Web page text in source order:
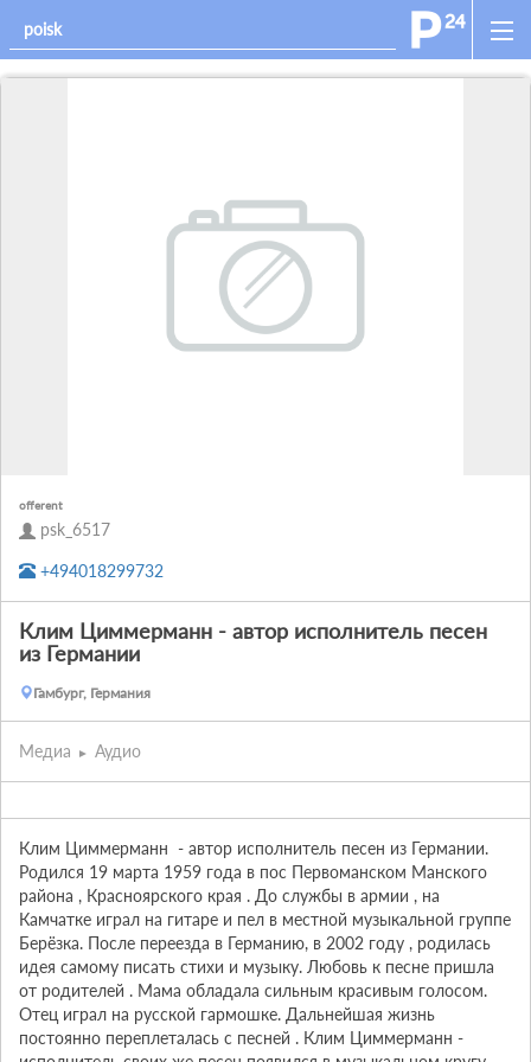
offerent
psk_6517
+494018299732
Клим Циммерманн - автор исполнитель песен
из Германии
Гамбург, Германия
Медиа Аудио
Клим Циммерманн  - автор исполнитель песен из Германии.
Родился 19 марта 1959 года в пос Первоманском Манского
района , Красноярского края . До службы в армии , на
Камчатке играл на гитаре и пел в местной музыкальной группе
Берёзка. После переезда в Германию, в 2002 году , родилась
идея самому писать стихи и музыку. Любовь к песне пришла
от родителей . Мама обладала сильным красивым голосом.
Отец играл на русской гармошке. Дальнейшая жизнь
постоянно переплеталась с песней . Клим Циммерманн -